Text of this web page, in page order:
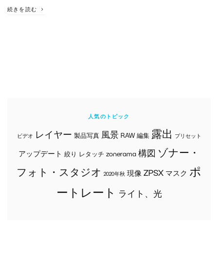
続きを読む
人気のトピック
ビデオ レイヤー 製品写真 風景 RAW 編集 露出 プリセット
アップデート 絞り レタッチ zonerama 構図 ゾナー・
フォト・スタジオ 2020年秋 現像 ZPSX マスク ポ
ートレート
ライト、光